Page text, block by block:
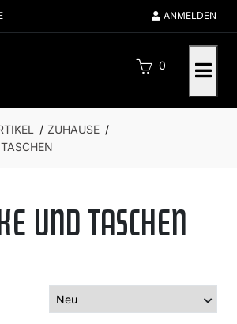
ANMELDEN
0
ZUHAUSE
UND TASCHEN